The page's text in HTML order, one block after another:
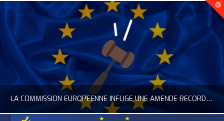
LA COMMISSION EUROPÉENNE INFLIGE UNE AMENDE RECORD À GOOGLE